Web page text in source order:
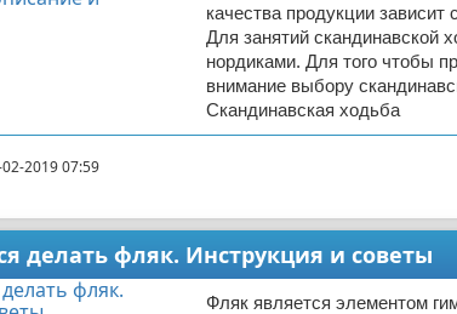
качества продукции
Для занятий скандинавской
нордиками. Для того чтобы
внимание выбору
Скандинавская ходьба
2019 07:59
делать фляк. Инструкция и советы
Фляк является элементом